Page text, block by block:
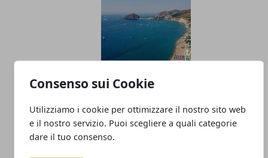
Consenso sui Cookie
Utilizziamo i cookie per ottimizzare il nostro sito web
e il nostro servizio. Puoi scegliere a quali categorie
dare il tuo consenso.
Ischia, cosa vedere? I posti più belli e
caratteristici
13/06/2025